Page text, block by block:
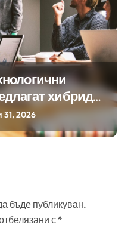
хибридна
31, 2026
бъде публикуван.
с *